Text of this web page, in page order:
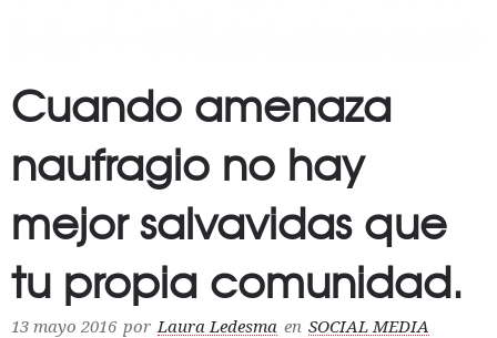
Cuando amenaza
naufragio no hay
mejor salvavidas que
tu propia comunidad.
13 mayo 2016 por Laura Ledesma en SOCIAL MEDIA